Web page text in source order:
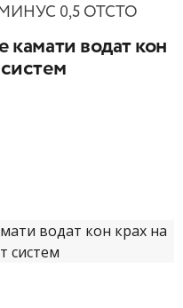
0,5 ОТСТО
камати водат кон